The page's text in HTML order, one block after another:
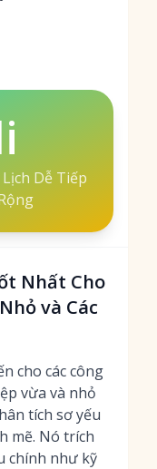
Dễ Tiếp
Nhất Cho
và Các
cho các công
vừa và nhỏ
tích sơ yếu
mẽ. Nó trích
chính như kỹ